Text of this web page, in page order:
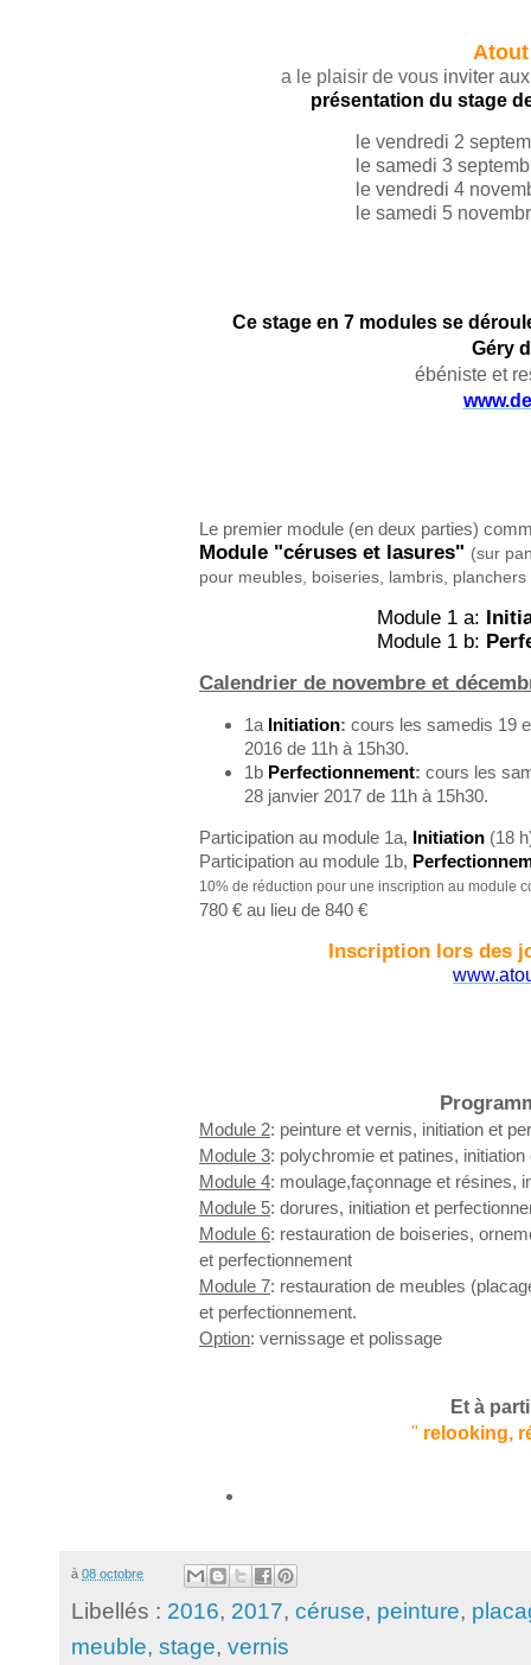
Atout
a le plaisir de vous inviter
présentation du stage
le vendredi 2 septembre
le samedi 3
le vendredi 4 novembre
le samedi 5 novembre
Ce stage en 7 modules se
Géry
ébéniste et
Le premier module (en deux parties) co
Module "céruses et lasures" (sur
pour meubles, boiseries, lambris,
Module 1 a:
Module 1 b: P
Calendrier de novembre et
1a Initiation: cours les samedis 19
2016 de 11h à 15h30.
1b Perfectionnement: cours les
28 janvier 2017 de 11h à 15h30.
Participation au module 1a, Initiation (18
Participation au module 1b,
10% de réduction pour une inscription au module
780 € au lieu de 840 €
Inscription lors des
Module 2: peinture et vernis, initiation et
Module 3: polychromie et patines,
Module 4: moulage,façonnage et résines,
Module 5: dorures, initiation et
Module 6: restauration de boiseries,
et perfectionnement
Module 7: restauration de meubles
et perfectionnement.
Option: vernissage et polissage
Et à
" relooking,
à 08 octobre
Libellés : 2016, 2017, céruse, peinture,
meuble, stage, vernis